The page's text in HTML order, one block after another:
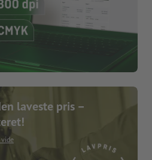
laveste pris –
vide